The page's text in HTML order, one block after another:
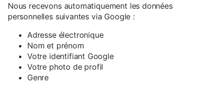
Nous recevons automatiquement les données
personnelles suivantes via Google :
Adresse électronique
Nom et prénom
Votre identifiant Google
Votre photo de profil
Genre